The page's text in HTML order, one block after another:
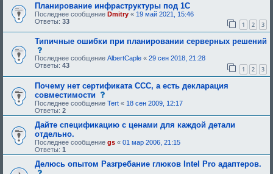
Планирование инфраструктуры под 1С
Последнее сообщение Dmitry « 19 май 2021, 15:46
Ответы: 33 1 2 3
Типичные ошибки при планировании серверных решений
о
о
щ
е
н
и
е
,
т
р
е
б
у
щ
Последнее сообщение AlbertCaple « 29 сен 2018, 21:28
Ответы: 43 1 2 3
Почему нет сертификата ССС, а есть декларация
совместимости
о
о
б
щ
е
и
т
Последнее сообщение Tert « 18 сен 2009, 12:17
Ответы: 2
Дайте спецификацию с ценами для каждой детали
отдельно.
Последнее сообщение gs « 01 мар 2006, 21:15
Ответы: 1
Делюсь опытом Разгребание глюков Intel Pro адаптеров.